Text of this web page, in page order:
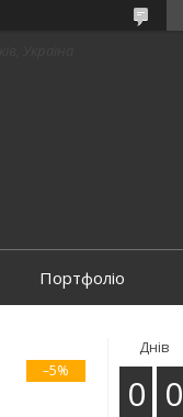
Портфоліо
–5%
Днів
0 0